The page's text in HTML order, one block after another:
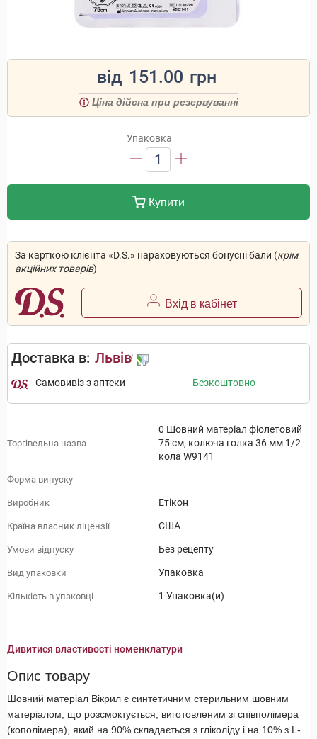
від 151.00 грн
Ціна дійсна при резервуванні
Упаковка
1
Купити
За карткою клієнта «D.S.» нараховуються бонусні бали (крім
акційних товарів)
Вхід в кабінет
Доставка в: Львів
Самовивіз з аптеки Безкоштовно
Торгівельна назва
0 Шовний матеріал фіолетовий
75 см, колюча голка 36 мм 1/2
кола W9141
Форма випуску
Виробник Етікон
Країна власник ліцензії США
Умови відпуску Без рецепту
Вид упаковки Упаковка
Кількість в упаковці 1 Упаковка(и)
Дивитися властивості номенклатури
Опис товару
Шовний матеріал Вікрил є синтетичним стерильним шовним
матеріалом, що розсмоктується, виготовленим зі співполімера
(кополімера), який на 90% складається з гліколіду і на 10% з L-